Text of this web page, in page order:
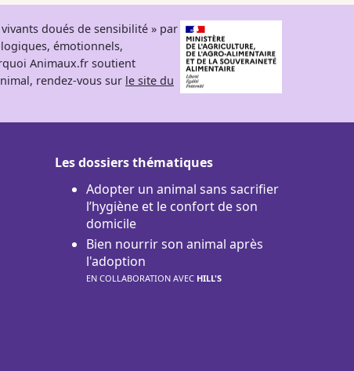
doués de sensibilité » par
émotionnels,
Animaux.fr soutient
rendez-vous sur le site du
Les dossiers thématiques
Adopter un animal sans sacrifier
l’hygiène et le confort de son
domicile
Bien nourrir son animal après
l'adoption
EN COLLABORATION AVEC HILL'S